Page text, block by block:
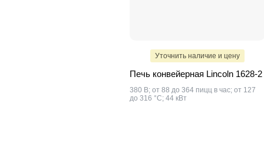
Уточнить наличие и цену
Печь конвейерная Lincoln 1628-2
380 В; от 88 до 364 пицц в час; от 127
до 316 °С; 44 кВт